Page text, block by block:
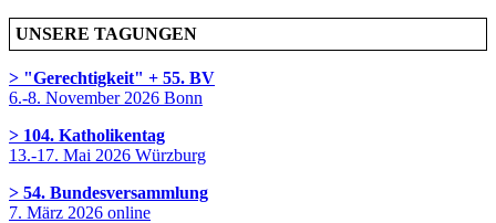
UNSERE TAGUNGEN
> "Gerechtigkeit" + 55. BV
6.-8. November 2026 Bonn
> 104. Katholikentag
13.-17. Mai 2026 Würzburg
> 54. Bundesversammlung
7. März 2026 online